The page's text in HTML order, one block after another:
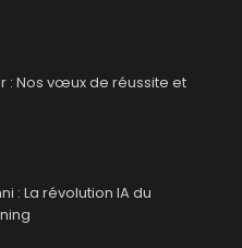
: Nos vœux de réussite et
: La révolution IA du